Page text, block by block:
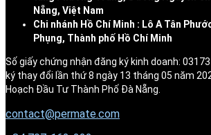
Nẵng, Việt Nam
Chi nhánh Hồ Chí Minh : Lô A Tân
Phụng, Thành phố Hồ Chí Minh
Số giấy chứng nhận đăng ký kinh doanh:
ký thay đổi lần thứ 8 ngày 13 tháng 05 năm
Hoạch Đầu Tư Thành Phố Đà Nẵng.
contact@permate.com